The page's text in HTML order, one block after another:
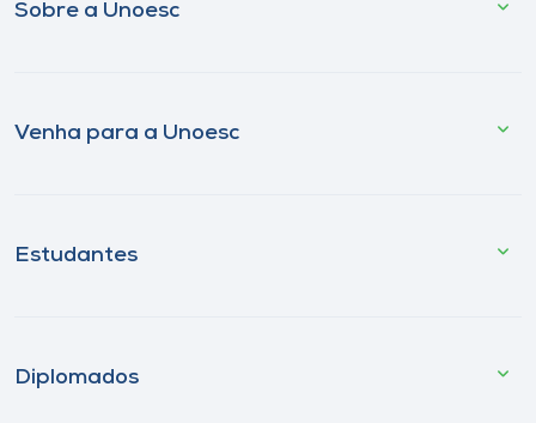
Sobre a Unoesc
Venha para a Unoesc
Estudantes
Diplomados